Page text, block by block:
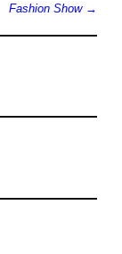
Fashion Show →